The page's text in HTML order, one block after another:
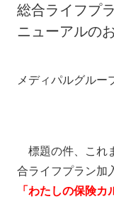
総合ライフプ
ニューアルの
メディパルグルー
標題の件、これ
合ライフプラン加
「わたしの保険カ